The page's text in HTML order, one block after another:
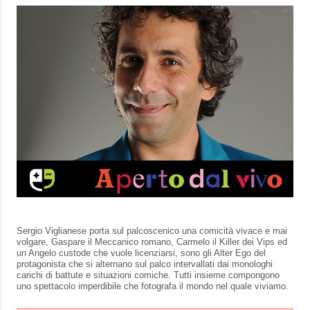
Sergio Viglianese porta sul palcoscenico una comicità vivace e mai
volgare, Gaspare il Meccanico romano, Carmelo il Killer dei Vips ed
un Angelo custode che vuole licenziarsi, sono gli Alter Ego del
protagonista che si alternano sul palco intervallati dai monologhi
carichi di battute e situazioni comiche. Tutti insieme compongono
uno spettacolo imperdibile che fotografa il mondo nel quale viviamo.